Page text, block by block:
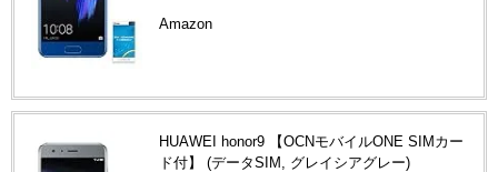
Amazon
HUAWEI honor9 【OCNモバイルONE SIMカー
ド付】 (データSIM, グレイシアグレー)